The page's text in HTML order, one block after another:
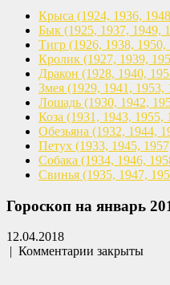
Крыса (1924, 1936,
Бык (1925, 1937, 1949,
Тигр (1926, 1938, 1950,
Кролик (1927, 1939,
Дракон (1928, 1940,
Змея (1929, 1941, 1953,
Лошадь (1930, 1942,
Коза (1931, 1943, 1955,
Обезьяна (1932, 1944,
Петух (1933, 1945,
Собака (1934, 1946,
Свинья (1935, 1947,
Гороскоп на январь
12.04.2018
| Комментарии закрыты